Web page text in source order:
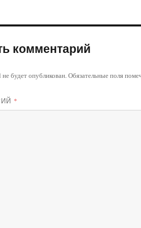
комментарий
будет опубликован.Обязательные поля
*